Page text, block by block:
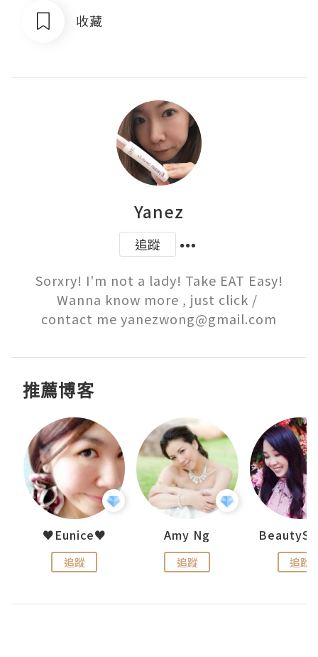
收藏
Yanez
追蹤
Sorxry! I'm not a lady! Take EAT Easy!
Wanna know more , just click /
contact me yanezwong@gmail.com
推薦博客
♥Eunice♥
追蹤
Amy Ng
追蹤 追蹤